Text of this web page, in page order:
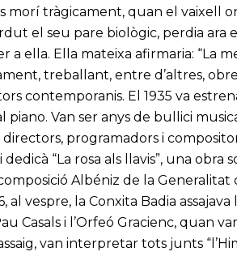
morí tràgicament, quan el vaixell
el seu pare biològic, perdia ara
ella. Ella mateixa afirmaria: “La
treballant, entre d’altres,
contemporanis. El 1935 va
piano. Van ser anys de bullici
programadors i
“La rosa als llavis”, una obra
Albéniz de la Generalitat
al vespre, la Conxita Badia
Casals i l’Orfeó Gracienc, quan
van interpretar tots junts